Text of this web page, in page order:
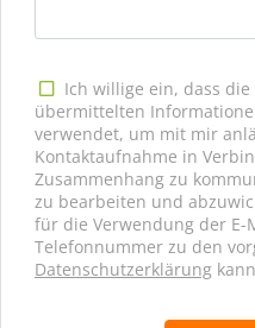
Ich willige ein, dass
übermittelten
verwendet, um mit mir
Kontaktaufnahme in
Zusammenhang zu
zu bearbeiten und
für die Verwendung der
Telefonnummer zu den
Datenschutzerklärung